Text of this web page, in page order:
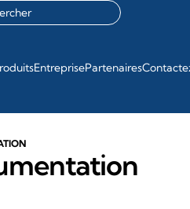
EntreprisePartenaires